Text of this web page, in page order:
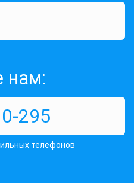
нам:
295
телефонов